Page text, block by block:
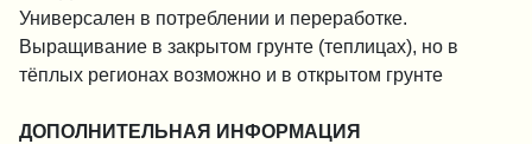
Универсален в потреблении и переработке.
Выращивание в закрытом грунте (теплицах), но в
тёплых регионах возможно и в открытом грунте
ДОПОЛНИТЕЛЬНАЯ ИНФОРМАЦИЯ